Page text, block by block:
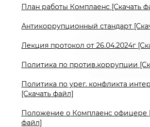
План работы Комплаенс [Скачать
Антикоррупционный стандарт
Лекция протокол от 26.04.2024г
Политика по против.коррупции
Политика по урег. конфликта
[Скачать файл]
Положение о Комплаенс офицере
файл]